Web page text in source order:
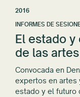
2016
INFORMES DE
El estado
de las
Convocada en
expertos en artes
estado y el futuro